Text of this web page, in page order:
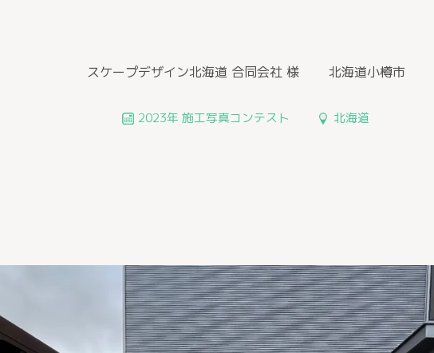
スケープデザイン北海道 合同会社 様 北海道小樽市
2023年 施工写真コンテスト 北海道